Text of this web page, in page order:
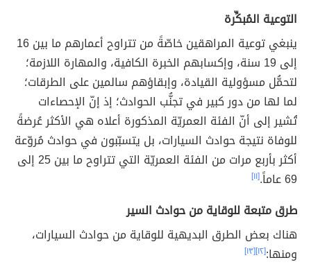
التوعية المُبكِّرة
ينبغي توعية المراهقين خاصّةً من تتراوح أعمارهم ما بين 16
إلى 19 سنة، وإكسابهم الخبرة الكافية، والمهارة اللازمة؛
لتحمُّل مسؤولية القيادة، وإبقاؤهم سالمين على الطرقات؛
لما لها من دور كبير في تجنُّب الحوادث؛ إذ إنّ الإحصاءات
تُشير إلى أنّ الفئة العمريّة المذكورة أعلاه هي الأكثر عُرضةً
للوفاة نتيجة حوادث السيارات، بل يتسبّبون في حوادث مُروّعة
أكثر بأربع مرات من الفئة العمريّة التي تتراوح ما بين 25 إلى
69 عاماً.
[١١]
طرق متبعة للوقاية من حوادث السير
هناك بعض الطرق البديهية للوقاية من حوادث السيارات،
ومنها:[١٢] [١٣]